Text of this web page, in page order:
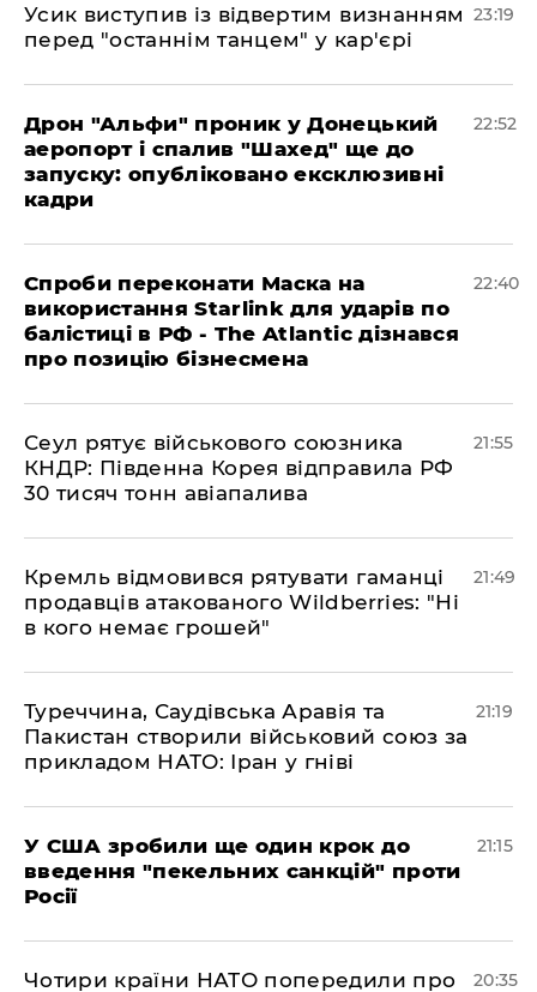
​Усик виступив із відвертим визнанням
перед "останнім танцем" у кар'єрі
23:19
​Дрон "Альфи" проник у Донецький
аеропорт і спалив "Шахед" ще до
запуску: опубліковано ексклюзивні
кадри
22:52
​Спроби переконати Маска на
використання Starlink для ударів по
балістиці в РФ - The Atlantic дізнався
про позицію бізнесмена
22:40
​Сеул рятує військового союзника
КНДР: Південна Корея відправила РФ
30 тисяч тонн авіапалива
21:55
​Кремль відмовився рятувати гаманці
продавців атакованого Wildberries: "Ні
в кого немає грошей"
21:49
​Туреччина, Саудівська Аравія та
Пакистан створили військовий союз за
прикладом НАТО: Іран у гніві
21:19
​У США зробили ще один крок до
введення "пекельних санкцій" проти
Росії
21:15
​Чотири країни НАТО попередили про 20:35